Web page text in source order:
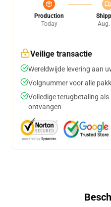
Production
Today
Aug.
Veilige transactie
Wereldwijde levering aan
Volgnummer voor alle
Volledige terugbetaling
ontvangen